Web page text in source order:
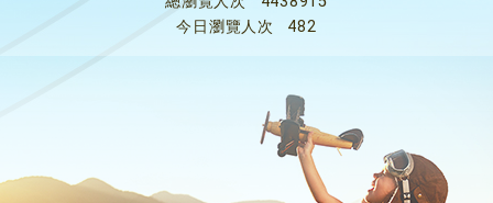
今日瀏覽人次
482